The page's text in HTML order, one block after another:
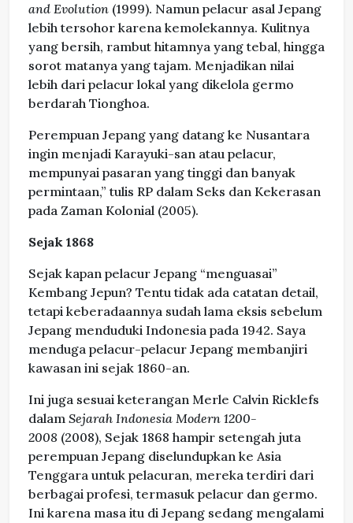
and Evolution (1999). Namun pelacur asal Jepang
lebih tersohor karena kemolekannya. Kulitnya
yang bersih, rambut hitamnya yang tebal, hingga
sorot matanya yang tajam. Menjadikan nilai
lebih dari pelacur lokal yang dikelola germo
berdarah Tionghoa.
Perempuan Jepang yang datang ke Nusantara
ingin menjadi Karayuki-san atau pelacur,
mempunyai pasaran yang tinggi dan banyak
permintaan,” tulis RP dalam Seks dan Kekerasan
pada Zaman Kolonial (2005).
Sejak 1868
Sejak kapan pelacur Jepang “menguasai”
Kembang Jepun? Tentu tidak ada catatan detail,
tetapi keberadaannya sudah lama eksis sebelum
Jepang menduduki Indonesia pada 1942. Saya
menduga pelacur-pelacur Jepang membanjiri
kawasan ini sejak 1860-an.
Ini juga sesuai keterangan Merle Calvin Ricklefs
dalam Sejarah Indonesia Modern 1200-
2008 (2008), Sejak 1868 hampir setengah juta
perempuan Jepang diselundupkan ke Asia
Tenggara untuk pelacuran, mereka terdiri dari
berbagai profesi, termasuk pelacur dan germo.
Ini karena masa itu di Jepang sedang mengalami